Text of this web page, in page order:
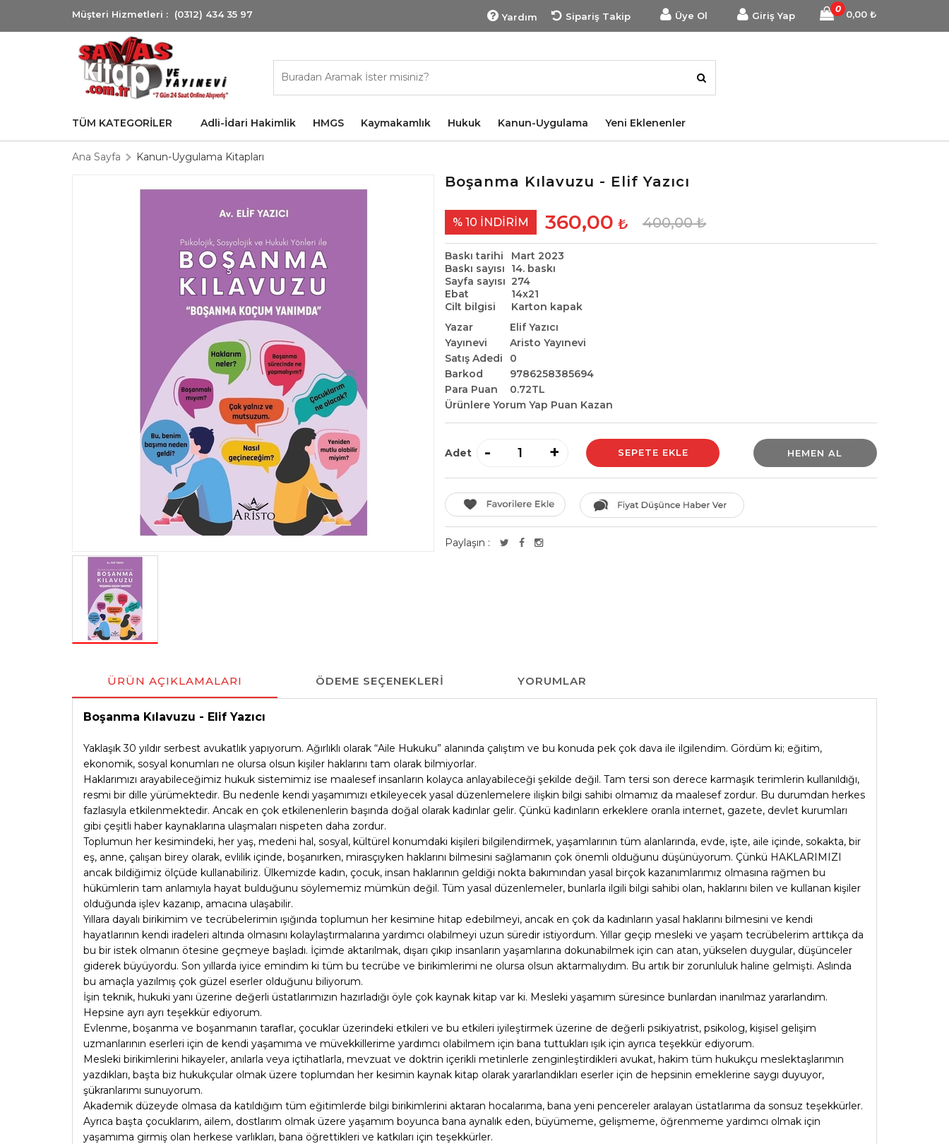
Müşteri Hizmetleri : (0312) 434 35 97 Yardım Sipariş Takip Üye Ol Giriş Yap 0,00 ₺
0
TÜM KATEGORİLER Adli-İdari Hakimlik HMGS Kaymakamlık Hukuk Kanun-Uygulama Yeni Eklenenler
Ana Sayfa Kanun-Uygulama Kitapları
Boşanma Kılavuzu - Elif Yazıcı
% 10 İNDIRIM 360,00 ₺ 400,00₺
Baskı tarihi
Mart 2023
Baskı sayısı
14. baskı
Sayfa sayısı 274
Ebat
14x21
Cilt bilgisi
Karton kapak
Yazar
Elif Yazıcı
Yayınevi
Aristo Yayınevi
Satış Adedi
0
Barkod
9786258385694
Para Puan
0.72TL
Ürünlere Yorum Yap Puan Kazan
Adet +
- HEMEN AL
Paylaşın :
ÜRÜN AÇIKLAMALARI ÖDEME SEÇENEKLERI YORUMLAR
Boşanma Kılavuzu - Elif Yazıcı
Yaklaşık 30 yıldır serbest avukatlık yapıyorum. Ağırlıklı olarak “Aile Hukuku” alanında çalıştım ve bu konuda pek çok dava ile ilgilendim. Gördüm ki; eğitim,
ekonomik, sosyal konumları ne olursa olsun kişiler haklarını tam olarak bilmiyorlar.
Haklarımızı arayabileceğimiz hukuk sistemimiz ise maalesef insanların kolayca anlayabileceği şekilde değil. Tam tersi son derece karmaşık terimlerin kullanıldığı,
resmi bir dille yürümektedir. Bu nedenle kendi yaşamımızı etkileyecek yasal düzenlemelere ilişkin bilgi sahibi olmamız da maalesef zordur. Bu durumdan herkes
fazlasıyla etkilenmektedir. Ancak en çok etkilenenlerin başında doğal olarak kadınlar gelir. Çünkü kadınların erkeklere oranla internet, gazete, devlet kurumları
gibi çeşitli haber kaynaklarına ulaşmaları nispeten daha zordur.
Toplumun her kesimindeki, her yaş, medeni hal, sosyal, kültürel konumdaki kişileri bilgilendirmek, yaşamlarının tüm alanlarında, evde, işte, aile içinde, sokakta, bir
eş, anne, çalışan birey olarak, evlilik içinde, boşanırken, mirasçıyken haklarını bilmesini sağlamanın çok önemli olduğunu düşünüyorum. Çünkü HAKLARIMIZI
ancak bildiğimiz ölçüde kullanabiliriz. Ülkemizde kadın, çocuk, insan haklarının geldiği nokta bakımından yasal birçok kazanımlarımız olmasına rağmen bu
hükümlerin tam anlamıyla hayat bulduğunu söylememiz mümkün değil. Tüm yasal düzenlemeler, bunlarla ilgili bilgi sahibi olan, haklarını bilen ve kullanan kişiler
olduğunda işlev kazanıp, amacına ulaşabilir.
Yıllara dayalı birikimim ve tecrübelerimin ışığında toplumun her kesimine hitap edebilmeyi, ancak en çok da kadınların yasal haklarını bilmesini ve kendi
hayatlarının kendi iradeleri altında olmasını kolaylaştırmalarına yardımcı olabilmeyi uzun süredir istiyordum. Yıllar geçip mesleki ve yaşam tecrübelerim arttıkça da
bu bir istek olmanın ötesine geçmeye başladı. İçimde aktarılmak, dışarı çıkıp insanların yaşamlarına dokunabilmek için can atan, yükselen duygular, düşünceler
giderek büyüyordu. Son yıllarda iyice emindim ki tüm bu tecrübe ve birikimlerimi ne olursa olsun aktarmalıydım. Bu artık bir zorunluluk haline gelmişti. Aslında
bu amaçla yazılmış çok güzel eserler olduğunu biliyorum.
İşin teknik, hukuki yanı üzerine değerli üstatlarımızın hazırladığı öyle çok kaynak kitap var ki. Mesleki yaşamım süresince bunlardan inanılmaz yararlandım.
Hepsine ayrı ayrı teşekkür ediyorum.
Evlenme, boşanma ve boşanmanın taraflar, çocuklar üzerindeki etkileri ve bu etkileri iyileştirmek üzerine de değerli psikiyatrist, psikolog, kişisel gelişim
uzmanlarının eserleri için de kendi yaşamıma ve müvekkillerime yardımcı olabilmem için bana tuttukları ışık için ayrıca teşekkür ediyorum.
Mesleki birikimlerini hikayeler, anılarla veya içtihatlarla, mevzuat ve doktrin içerikli metinlerle zenginleştirdikleri avukat, hakim tüm hukukçu meslektaşlarımın
yazdıkları, başta biz hukukçular olmak üzere toplumdan her kesimin kaynak kitap olarak yararlandıkları eserler için de hepsinin emeklerine saygı duyuyor,
şükranlarımı sunuyorum.
Akademik düzeyde olmasa da katıldığım tüm eğitimlerde bilgi birikimlerini aktaran hocalarıma, bana yeni pencereler aralayan üstatlarıma da sonsuz teşekkürler.
Ayrıca başta çocuklarım, ailem, dostlarım olmak üzere yaşamım boyunca bana aynalık eden, büyümeme, gelişmeme, öğrenmeme yardımcı olmak için
yaşamıma girmiş olan herkese varlıkları, bana öğrettikleri ve katkıları için teşekkürler.